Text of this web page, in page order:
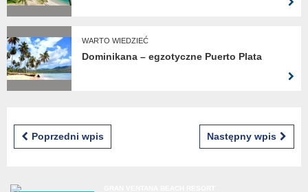
WARTO WIEDZIEĆ
Dominikana – egzotyczne Puerto Plata
Poprzedni wpis Następny wpis